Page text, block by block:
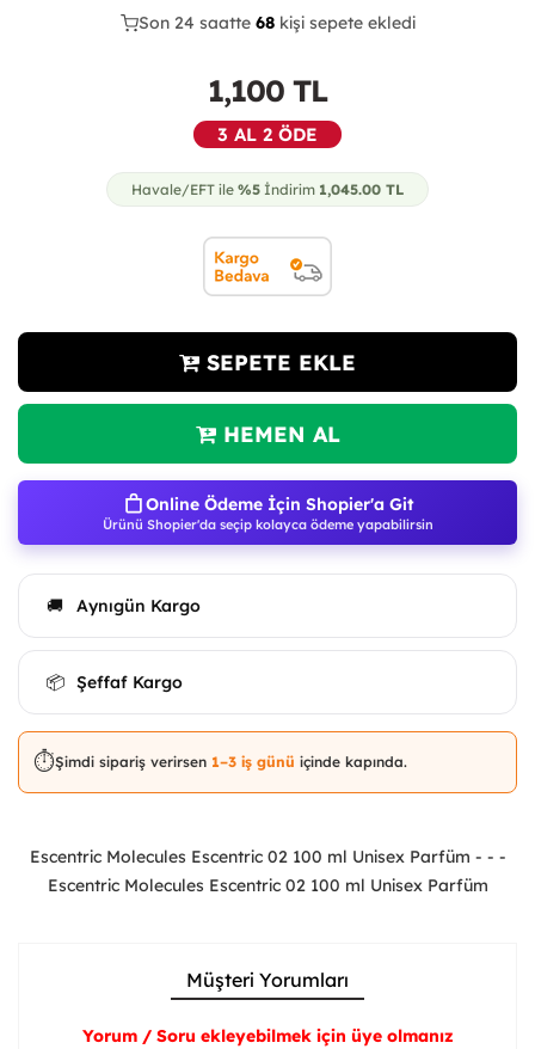
36
Son 24 saatte 68 kişi sepete ekledi
14
1,100 TL
3 AL 2 ÖDE
Havale/EFT ile %5 İndirim 1,045.00 TL
SEPETE EKLE
HEMEN AL
Online Ödeme İçin Shopier'a Git
Ürünü Shopier'da seçip kolayca ödeme yapabilirsin
🚚 Aynıgün Kargo
📦 Şeffaf Kargo
⏱️Şimdi sipariş verirsen 1–3 iş günü içinde kapında.
Escentric Molecules Escentric 02 100 ml Unisex Parfüm - - -
Escentric Molecules Escentric 02 100 ml Unisex Parfüm
Müşteri Yorumları
Yorum / Soru ekleyebilmek için üye olmanız